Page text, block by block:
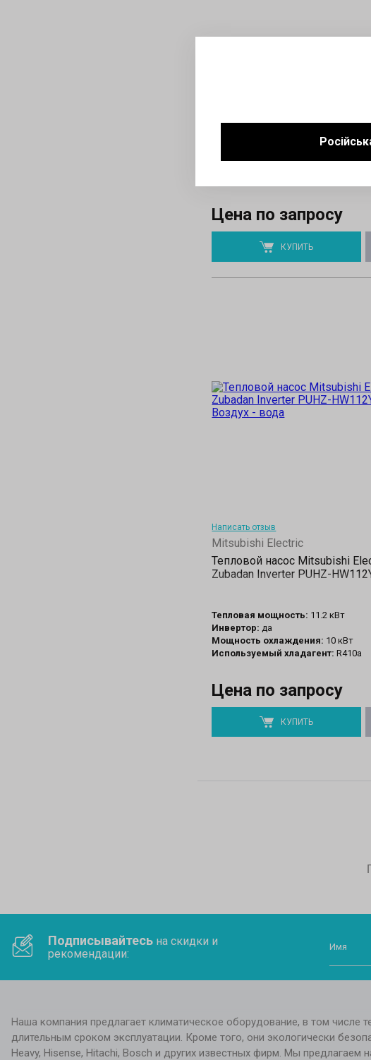
Тепловой насос LG Therma V
Электрический нагреватель:6 кВт
Цена по запросу
КУПИТЬ
Написать отзыв
Mitsubishi Electric
Тепловой насос Mitsubishi
Zubadan Inverter PUHZ-
Тепловая мощность: 11.2 кВт
Инвертор: да
Мощность охлаждения: 10 кВт
Используемый хладагент: R410a
Цена по запросу
КУПИТЬ
Подписывайтесьна скидки и
рекомендации:
Имя
Наша компания предлагает климатическое оборудование, в том числе
длительным сроком эксплуатации. Кроме того, они экологически
Heavy, Hisense, Hitachi, Bosch и других известных фирм. Мы